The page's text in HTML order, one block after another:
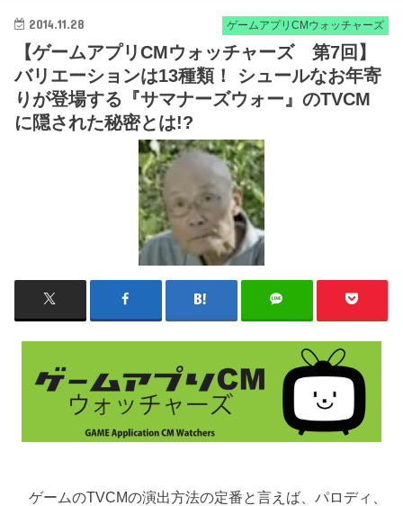
ゲームアプリCMウォッチャーズ
2014.11.28
【ゲームアプリCMウォッチャーズ 第7回】
バリエーションは13種類！ シュールなお年寄
りが登場する『サマナーズウォー』のTVCM
に隠された秘密とは!?
ゲームのTVCMの演出方法の定番と言えば、パロディ、